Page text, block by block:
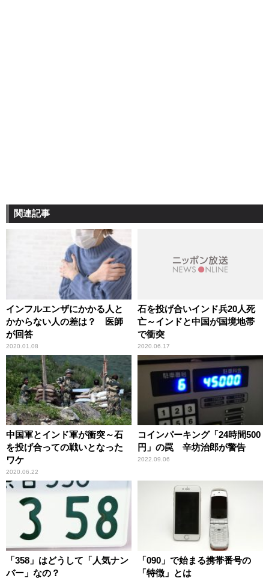
関連記事
インフルエンザにかかる人と
かからない人の差は？ 医師
が回答
2020.01.08
石を投げ合いインド兵20人死
亡～インドと中国が国境地帯
で衝突
2020.06.17
中国軍とインド軍が衝突～石
を投げ合っての戦いとなった
ワケ
2020.06.22
コインパーキング「24時間500
円」の罠 辛坊治郎が警告
2022.09.06
「358」はどうして「人気ナン
バー」なの？
「090」で始まる携帯番号の
「特徴」とは